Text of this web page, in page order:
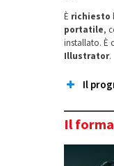
È richiesto
portatile,
installato. È
Illustrator.
Il
Il